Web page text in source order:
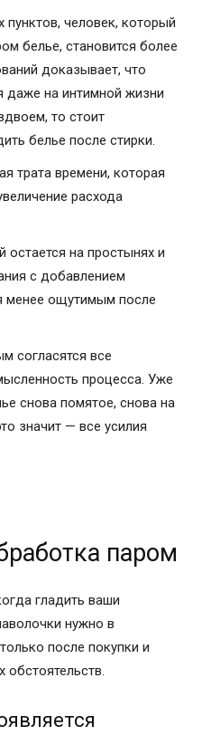
пунктов, человек, который
белье, становится более
доказывает, что
даже на интимной жизни
то стоит
белье после стирки.
трата времени, которая
расхода
на простынях и
с добавлением
менее ощутимым после
согласятся все
процесса. Уже
снова помятое, снова на
значит — все усилия
паром
гладить ваши
нужно в
после покупки и
обстоятельств.